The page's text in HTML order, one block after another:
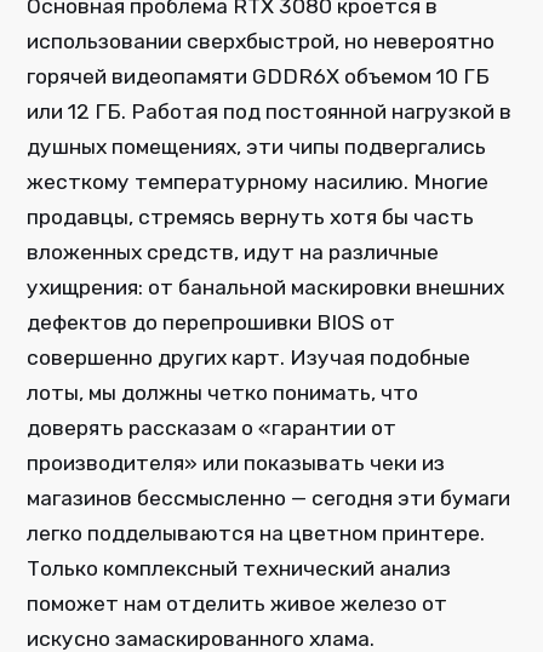
Основная проблема RTX 3080 кроется в
использовании сверхбыстрой, но невероятно
горячей видеопамяти GDDR6X объемом 10 ГБ
или 12 ГБ. Работая под постоянной нагрузкой в
душных помещениях, эти чипы подвергались
жесткому температурному насилию. Многие
продавцы, стремясь вернуть хотя бы часть
вложенных средств, идут на различные
ухищрения: от банальной маскировки внешних
дефектов до перепрошивки BIOS от
совершенно других карт. Изучая подобные
лоты, мы должны четко понимать, что
доверять рассказам о «гарантии от
производителя» или показывать чеки из
магазинов бессмысленно — сегодня эти бумаги
легко подделываются на цветном принтере.
Только комплексный технический анализ
поможет нам отделить живое железо от
искусно замаскированного хлама.